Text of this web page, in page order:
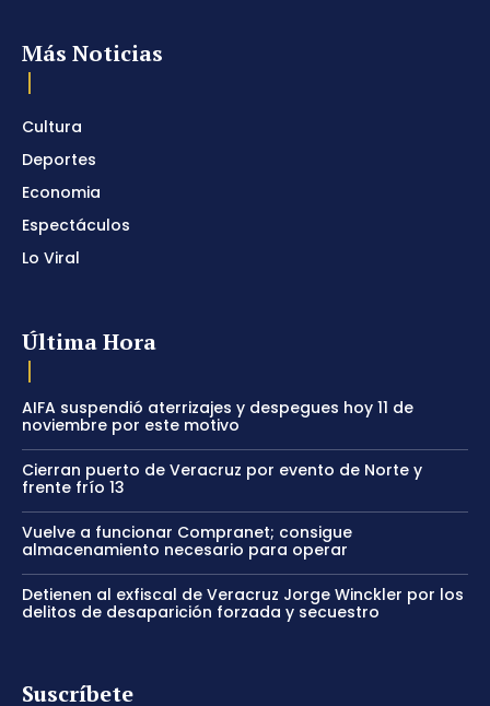
Más Noticias
Cultura
Deportes
Economia
Espectáculos
Lo Viral
Última Hora
AIFA suspendió aterrizajes y despegues hoy 11 de
noviembre por este motivo
Cierran puerto de Veracruz por evento de Norte y
frente frío 13
Vuelve a funcionar Compranet; consigue
almacenamiento necesario para operar
Detienen al exfiscal de Veracruz Jorge Winckler por los
delitos de desaparición forzada y secuestro
Suscríbete